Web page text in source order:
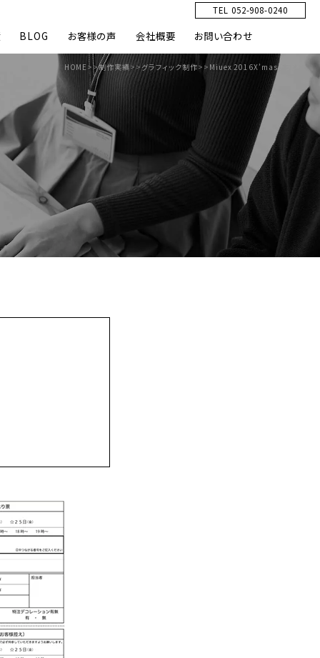
BLOG お客様の声 会社概要 お問い合わせ
TEL 052-908-0240
HOME>>制作実績>>グラフィック制作>> Miuex 2016X’masチラシ